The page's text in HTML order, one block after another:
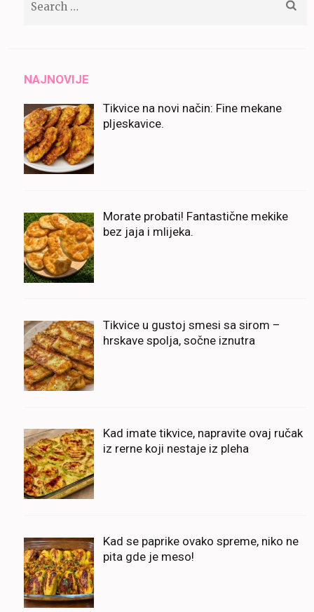
NAJNOVIJE
Tikvice na novi način: Fine mekane
pljeskavice.
Morate probati! Fantastične mekike
bez jaja i mlijeka.
Tikvice u gustoj smesi sa sirom –
hrskave spolja, sočne iznutra
Kad imate tikvice, napravite ovaj ručak
iz rerne koji nestaje iz pleha
Kad se paprike ovako spreme, niko ne
pita gde je meso!